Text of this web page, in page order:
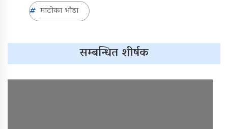
माटोका भाँडा
सम्बन्धित शीर्षक